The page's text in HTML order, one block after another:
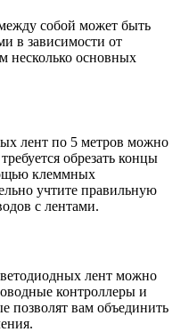
собой может быть
в зависимости от
несколько основных
лент по 5 метров можно
обрезать концы
клеммных
учтите правильную
с лентами.
лент можно
контроллеры и
позволят вам объединить